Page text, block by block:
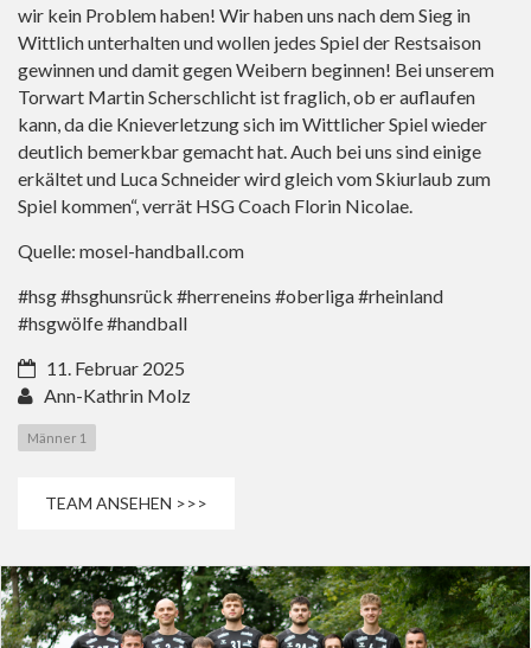
wir kein Problem haben! Wir haben uns nach dem Sieg in
Wittlich unterhalten und wollen jedes Spiel der Restsaison
gewinnen und damit gegen Weibern beginnen! Bei unserem
Torwart Martin Scherschlicht ist fraglich, ob er auflaufen
kann, da die Knieverletzung sich im Wittlicher Spiel wieder
deutlich bemerkbar gemacht hat. Auch bei uns sind einige
erkältet und Luca Schneider wird gleich vom Skiurlaub zum
Spiel kommen“, verrät HSG Coach Florin Nicolae.
Quelle: mosel-handball.com
#hsg #hsghunsrück #herreneins #oberliga #rheinland
#hsgwölfe #handball
11. Februar 2025
Ann-Kathrin Molz
Männer 1
TEAM ANSEHEN >>>